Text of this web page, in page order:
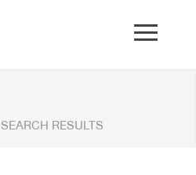
SEARCH RESULTS